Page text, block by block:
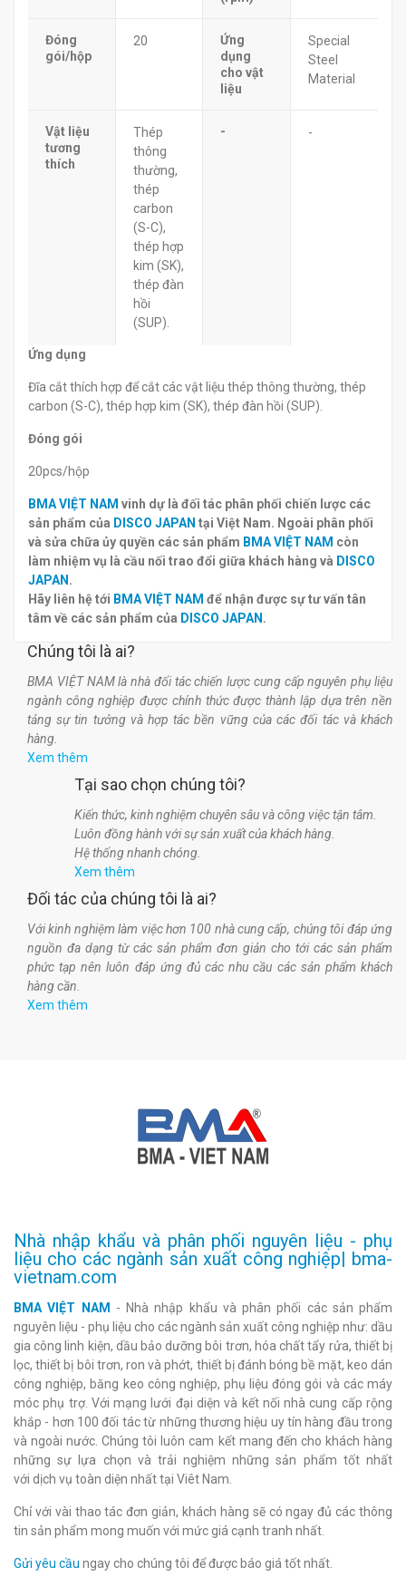
Đóng
gói/hộp
20
Ứng
dụng
cho vật
liệu
Special
Steel
Material
Vật liệu
tương
thích
Thép
thông
thường,
thép
carbon
(S-C),
thép hợp
kim (SK),
thép đàn
hồi
(SUP).
- -
Ứng dụng
Đĩa cắt thích hợp để cắt các vật liệu thép thông thường, thép
carbon (S-C), thép hợp kim (SK), thép đàn hồi (SUP).
Đóng gói
20pcs/hộp
BMA VIỆT NAM vinh dự là đối tác phân phối chiến lược các
sản phẩm của DISCO JAPAN tại Việt Nam. Ngoài phân phối
và sửa chữa ủy quyền các sản phẩm BMA VIỆT NAM còn
làm nhiệm vụ là cầu nối trao đổi giữa khách hàng và DISCO
JAPAN .
Hãy liên hệ tới BMA VIỆT NAM để nhận được sự tư vấn tân
tâm về các sản phẩm của DISCO JAPAN .
Chúng tôi là ai?
BMA VIỆT NAM là nhà đối tác chiến lược cung cấp nguyên phụ liệu
ngành công nghiệp được chính thức được thành lập dựa trên nền
tảng sự tin tưởng và hợp tác bền vững của các đối tác và khách
hàng.
Xem thêm
Tại sao chọn chúng tôi?
Kiến thức, kinh nghiệm chuyên sâu và công việc tận tâm.
Luôn đồng hành với sự sản xuất của khách hàng.
Hệ thống nhanh chóng.
Xem thêm
Đối tác của chúng tôi là ai?
Với kinh nghiệm làm việc hơn 100 nhà cung cấp, chúng tôi đáp ứng
nguồn đa dạng từ các sản phẩm đơn giản cho tới các sản phẩm
phức tạp nên luôn đáp ứng đủ các nhu cầu các sản phẩm khách
hàng cần.
Xem thêm
Nhà nhập khẩu và phân phối nguyên liệu - phụ
liệu cho các ngành sản xuất công nghiệp| bma-
vietnam.com
BMA VIỆT NAM
- Nhà nhập khẩu và phân phối các sản phẩm
nguyên liệu - phụ liệu cho các ngành sản xuất công nghiệp như: dầu
gia công linh kiện, dầu bảo dưỡng bôi trơn, hóa chất tẩy rửa, thiết bị
lọc, thiết bị bôi trơn, ron và phớt, thiết bị đánh bóng bề mặt, keo dán
công nghiệp, băng keo công nghiệp, phụ liệu đóng gói và các máy
móc phụ trợ. Với mạng lưới đại diện và kết nối nhà cung cấp rộng
khắp - hơn 100 đối tác từ những thương hiệu uy tín hàng đầu trong
và ngoài nước. Chúng tôi luôn cam kết mang đến cho khách hàng
những sự lựa chọn và trải nghiệm những sản phẩm tốt nhất
với dịch vụ toàn diện nhất tại Viêt Nam.
Chỉ với vài thao tác đơn giản, khách hàng sẽ có ngay đủ các thông
tin sản phẩm mong muốn với mức giá cạnh tranh nhất.
Gửi yêu cầu ngay cho chúng tôi để được báo giá tốt nhất.